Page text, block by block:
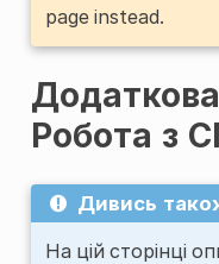
page instead.
Робота з
Дивись
На цій сторінці